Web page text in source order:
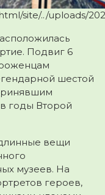
site/../uploads/
Подвиг 6
шестой
годы Второй
вещи
музеев. На
героев,